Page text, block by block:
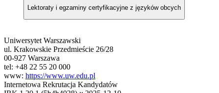
Lektoraty i egzaminy certyfikacyjne z języków obcych
Uniwersytet Warszawski
ul. Krakowskie Przedmieście 26/28
00-927 Warszawa
tel: +48 22 55 20 000
www: https://www.uw.edu.pl
Internetowa Rekrutacja Kandydatów